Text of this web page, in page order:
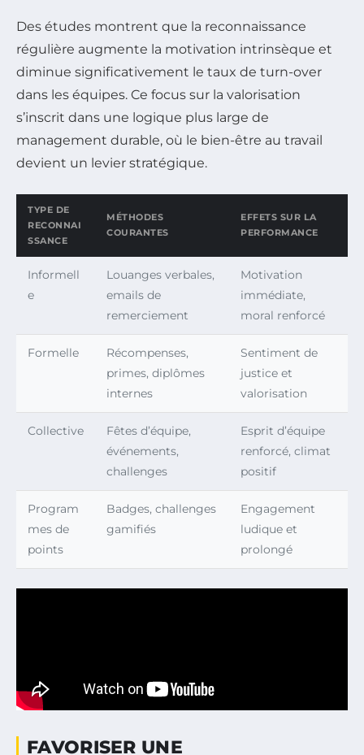
Des études montrent que la reconnaissance
régulière augmente la motivation intrinsèque et
diminue significativement le taux de turn-over
dans les équipes. Ce focus sur la valorisation
s’inscrit dans une logique plus large de
management durable, où le bien-être au travail
devient un levier stratégique.
TYPE DE
RECONNAI
SSANCE
MÉTHODES
COURANTES
EFFETS SUR LA
PERFORMANCE
Informell
e
Louanges verbales,
emails de
remerciement
Motivation
immédiate,
moral renforcé
Formelle
Récompenses,
primes, diplômes
internes
Sentiment de
justice et
valorisation
Collective
Fêtes d’équipe,
événements,
challenges
Esprit d’équipe
renforcé, climat
positif
Program
mes de
points
Badges, challenges
gamifiés
Engagement
ludique et
prolongé
FAVORISER UNE